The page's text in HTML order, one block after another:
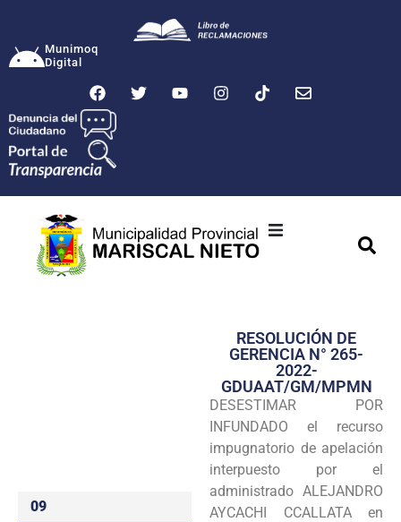
Munimoq
Digital
Transparencia
Seguridad
Programas
Intranet
09
RESOLUCIÓN DE
GERENCIA N° 265-
2022-
GDUAAT/GM/MPMN
DESESTIMAR POR
INFUNDADO el recurso
impugnatorio de apelación
interpuesto por el
administrado ALEJANDRO
AYCACHI CCALLATA en